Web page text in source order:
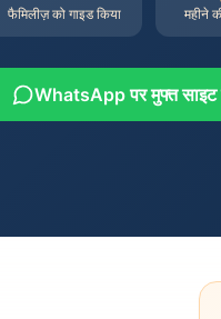
फैमिलीज़ को गाइड किया महीने
WhatsApp पर मुफ्त साइट